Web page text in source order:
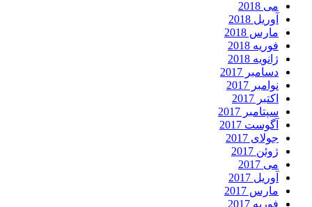
می 2018
آوریل 2018
مارس 2018
فوریه 2018
ژانویه 2018
دسامبر 2017
نوامبر 2017
اکتبر 2017
سپتامبر 2017
آگوست 2017
جولای 2017
ژوئن 2017
می 2017
آوریل 2017
مارس 2017
فوریه 2017